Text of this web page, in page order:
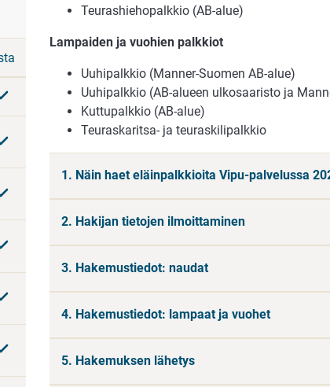
Teurashiehopalkkio (AB-alue)
Lampaiden ja vuohien palkkiot
Uuhipalkkio (Manner-Suomen AB-alue)
Uuhipalkkio (AB-alueen ulkosaaristo ja
Kuttupalkkio (AB-alue)
Teuraskaritsa- ja teuraskilipalkkio
1. Näin haet eläinpalkkioita Vipu-palvelussa
2. Hakijan tietojen ilmoittaminen
3. Hakemustiedot: naudat
4. Hakemustiedot: lampaat ja vuohet
5. Hakemuksen lähetys